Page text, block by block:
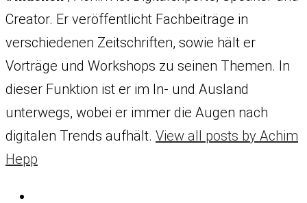
Creator. Er veröffentlicht Fachbeiträge in
verschiedenen Zeitschriften, sowie hält er
Vorträge und Workshops zu seinen Themen. In
dieser Funktion ist er im In- und Ausland
unterwegs, wobei er immer die Augen nach
digitalen Trends aufhält. View all posts by Achim
Hepp